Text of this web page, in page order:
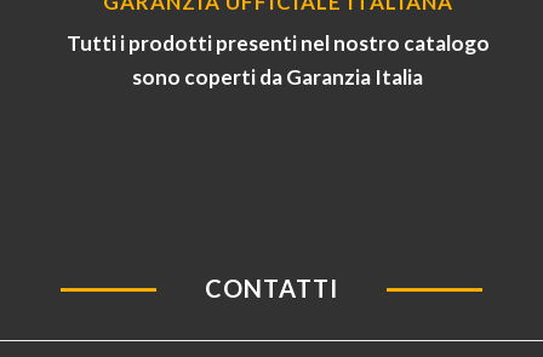
Tutti i prodotti presenti nel nostro catalogo
sono coperti da Garanzia Italia
CONTATTI